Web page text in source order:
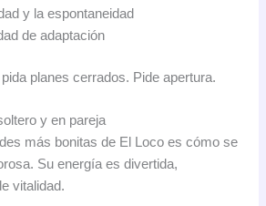
y la espontaneidad
de adaptación
planes cerrados. Pide apertura.
y en pareja
más bonitas de El Loco es cómo se
Su energía es divertida,
vitalidad.